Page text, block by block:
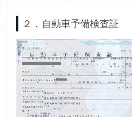
２．自動車予備検査証